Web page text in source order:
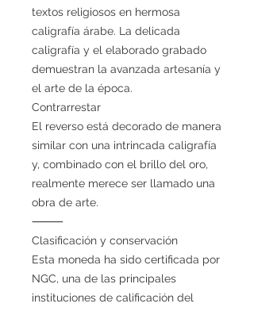
textos religiosos en hermosa
caligrafía árabe. La delicada
caligrafía y el elaborado grabado
demuestran la avanzada artesanía y
el arte de la época.
Contrarrestar
El reverso está decorado de manera
similar con una intrincada caligrafía
y, combinado con el brillo del oro,
realmente merece ser llamado una
obra de arte.
⸻
Clasificación y conservación
Esta moneda ha sido certificada por
NGC, una de las principales
instituciones de calificación del